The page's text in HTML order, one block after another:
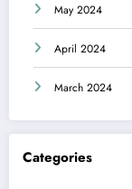
May 2024
April 2024
March 2024
Categories